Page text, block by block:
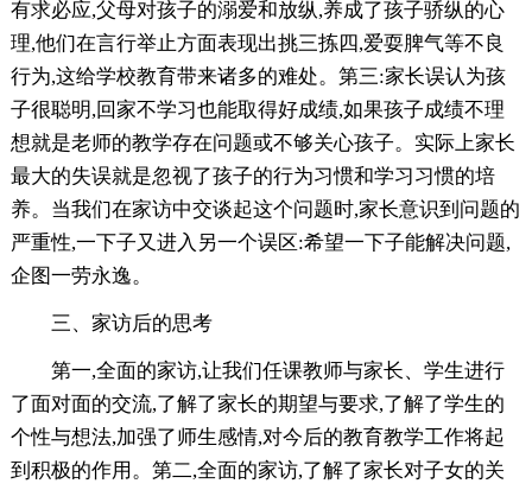
有求必应,父母对孩子的溺爱和放纵,养成了孩子骄纵的心
理,他们在言行举止方面表现出挑三拣四,爱耍脾气等不良
行为,这给学校教育带来诸多的难处。第三:家长误认为孩
子很聪明,回家不学习也能取得好成绩,如果孩子成绩不理
想就是老师的教学存在问题或不够关心孩子。实际上家长
最大的失误就是忽视了孩子的行为习惯和学习习惯的培
养。当我们在家访中交谈起这个问题时,家长意识到问题的
严重性,一下子又进入另一个误区:希望一下子能解决问题,
企图一劳永逸。
三、家访后的思考
第一,全面的家访,让我们任课教师与家长、学生进行
了面对面的交流,了解了家长的期望与要求,了解了学生的
个性与想法,加强了师生感情,对今后的教育教学工作将起
到积极的作用。第二,全面的家访,了解了家长对子女的关